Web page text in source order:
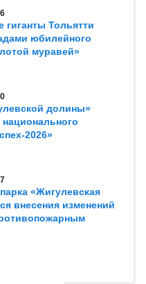
Тольятти
юбилейного
муравей»
долины»
2026»
«Жигулевская
внесения изменений